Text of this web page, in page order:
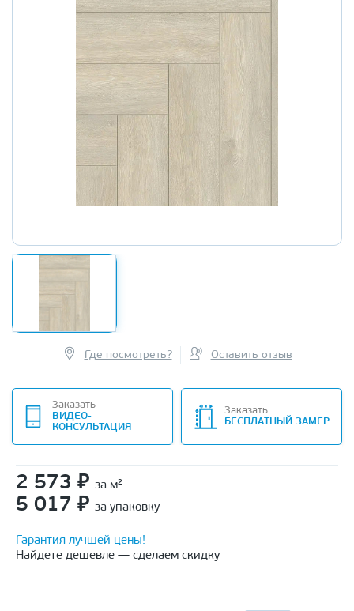
Где посмотреть? Оставить отзыв
Заказать
ВИДЕО-
КОНСУЛЬТАЦИЯ
Заказать
БЕСПЛАТНЫЙ ЗАМЕР
2 573 ₽ за м²
5 017 ₽ за упаковку
Гарантия лучшей цены!
Найдете дешевле — сделаем скидку